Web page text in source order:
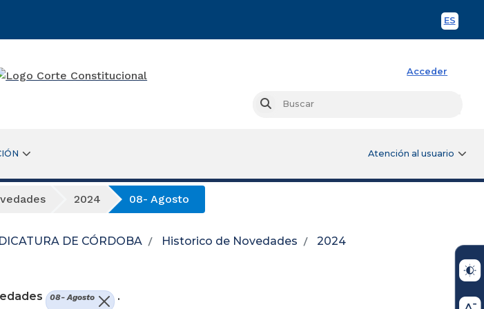
ES
Acceder
Buscar
Atención al usuario
2024 08- Agosto
DE CÓRDOBA Historico de Novedades
2024
08- Agosto .